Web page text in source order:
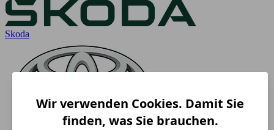
Skoda
Wir verwenden Cookies. Damit Sie
finden, was Sie brauchen.